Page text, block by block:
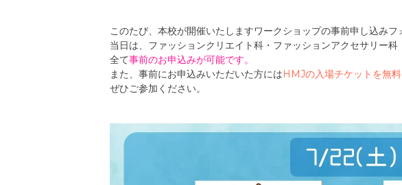
このたび、本校が開催いたしますワークショップの事前申し込みフ
当日は、ファッションクリエイト科・ファッションアクセサリー
全て事前のお申込みが可能です。
また、事前にお申込みいただいた方にはHMJの入場チケットを無料
ぜひご参加ください。